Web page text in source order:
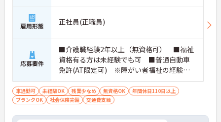
雇用形態 正社員(正職員)
応募要件
■介護職経験2年以上（無資格可） ■福祉
資格有る方は未経験でも可 ■普通自動車
免許(AT限定可) ※障がい者福祉の経験は
不問です。※実務経験2年以上の方、障がい
者福祉に関する経験をお持ちの方大歓迎
車通勤可 未経験OK 残業少なめ 無資格OK
年間休日110日以上
ブランクOK
社会保険完備 交通費支給